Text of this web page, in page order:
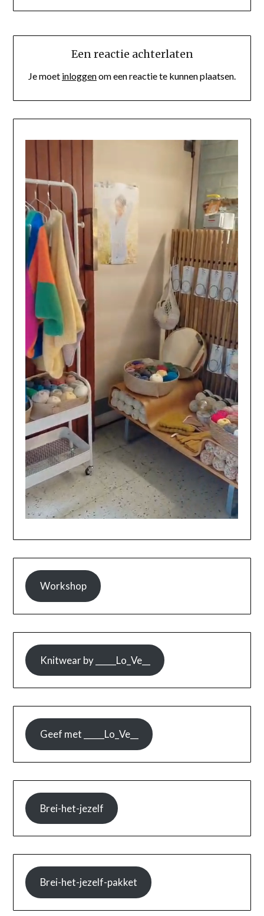
Een reactie achterlaten
Je moet inloggenom een reactie te kunnen plaatsen.
Workshop
Knitwear by _____Lo_Ve__
Geef met _____Lo_Ve__
Brei-het-jezelf
Brei-het-jezelf-pakket